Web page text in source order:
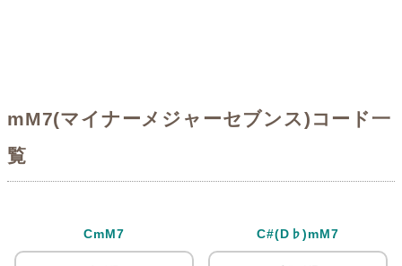
mM7(マイナーメジャーセブンス)コード一
覧
CmM7 C#(D♭)mM7